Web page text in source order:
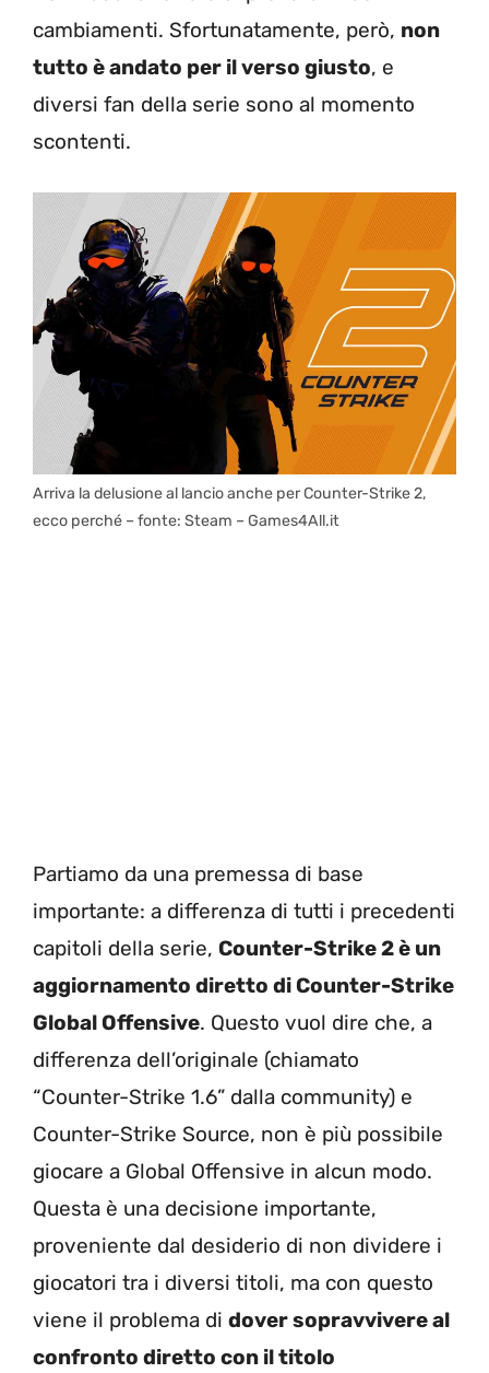
cambiamenti. Sfortunatamente, però, non
tutto è andato per il verso giusto, e
diversi fan della serie sono al momento
scontenti.
Arriva la delusione al lancio anche per Counter-Strike 2,
ecco perché – fonte: Steam – Games4All.it
Partiamo da una premessa di base
importante: a differenza di tutti i precedenti
capitoli della serie, Counter-Strike 2 è un
aggiornamento diretto di Counter-Strike
Global Offensive. Questo vuol dire che, a
differenza dell’originale (chiamato
“Counter-Strike 1.6” dalla community) e
Counter-Strike Source, non è più possibile
giocare a Global Offensive in alcun modo.
Questa è una decisione importante,
proveniente dal desiderio di non dividere i
giocatori tra i diversi titoli, ma con questo
viene il problema di dover sopravvivere al
confronto diretto con il titolo